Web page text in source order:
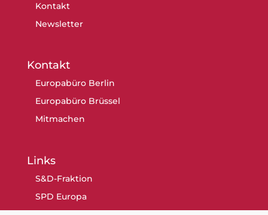
Kontakt
Newsletter
Kontakt
Europabüro Berlin
Europabüro Brüssel
Mitmachen
Links
S&D-Fraktion
SPD Europa